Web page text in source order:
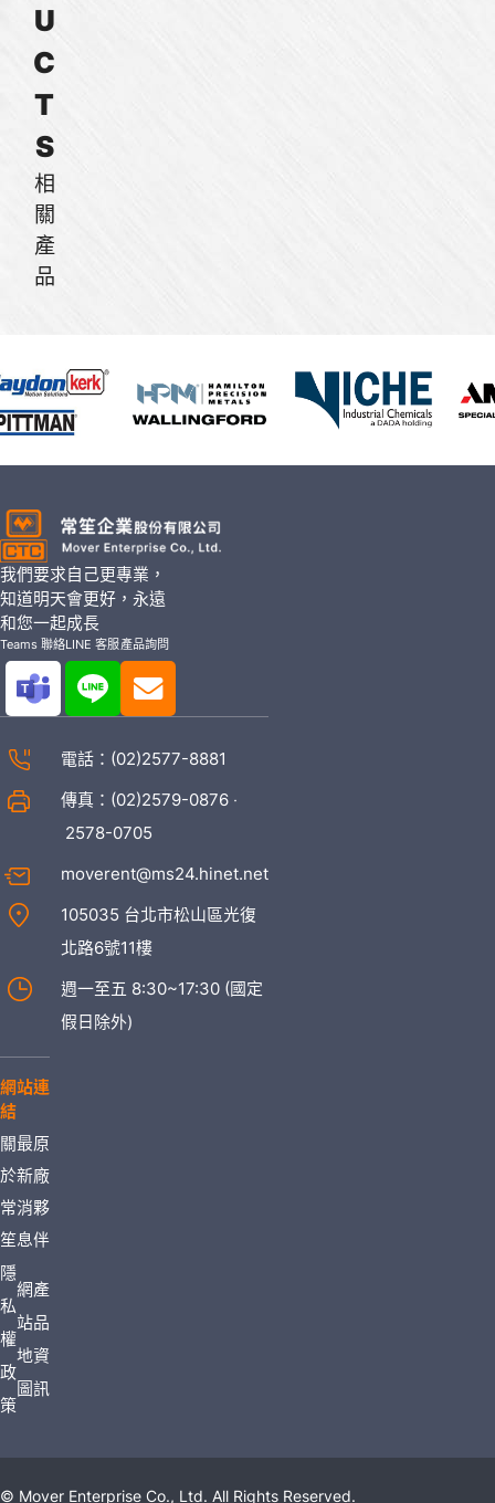
U
C
T
S
相
關
產
品
我們要求自己更專業，
知道明天會更好，永遠
和您一起成長
Teams 聯絡LINE 客服產品詢問
電話： (02)2577-8881
傳真：(02)2579-0876 ‧
2578-0705
moverent@ms24.hinet.net
105035 台北市松山區光復
北路6號11樓
週一至五 8:30~17:30 (國定
假日除外)
網站連
結
關
於
常
笙
最
新
消
息
原
廠
夥
伴
隱
私
權
政
策
網
站
地
圖
產
品
資
訊
© Mover Enterprise Co., Ltd. All Rights Reserved.